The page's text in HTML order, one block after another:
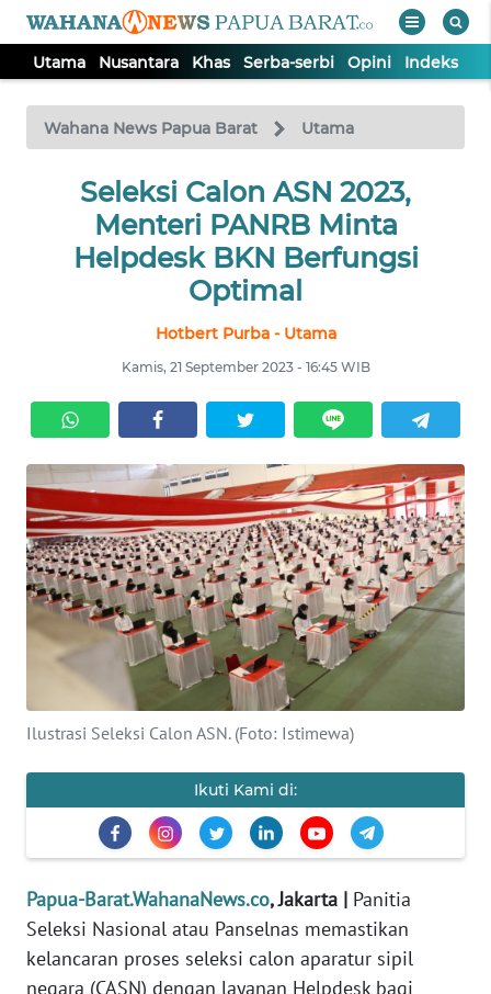
Utama Nusantara Khas Serba-serbi Opini Indeks
Wahana News Papua Barat Utama
Seleksi Calon ASN 2023,
Menteri PANRB Minta
Helpdesk BKN Berfungsi
Optimal
Hotbert Purba - Utama
Kamis, 21 September 2023 - 16:45 WIB
Ilustrasi Seleksi Calon ASN. (Foto: Istimewa)
Ikuti Kami di:
Papua-Barat.WahanaNews.co, Jakarta | Panitia
Seleksi Nasional atau Panselnas memastikan
kelancaran proses seleksi calon aparatur sipil
negara (CASN) dengan layanan Helpdesk bagi
TV
Tutup
UTAMA
NUSANTARA
SERBI
OPINI
Informasi
INDEKS
BERITA
KONTAK
KAMI
INFO
TENTANG
PEDOMAN
MEDIA
SIBER